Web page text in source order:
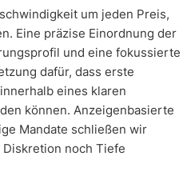
um jeden Preis,
Eine präzise Einordnung der
und eine fokussierte
dafür, dass erste
eines klaren
können. Anzeigenbasierte
Mandate schließen wir
noch Tiefe